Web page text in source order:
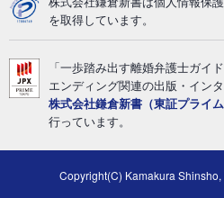
を取得しています。
「一歩踏み出す離婚弁護士ガイ
エンディング関連の出版・イン
株式会社鎌倉新書（東証プライ
行っています。
Copyright(C) Kamakura